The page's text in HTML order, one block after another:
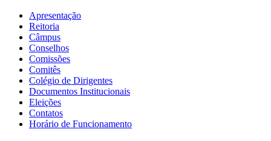
Apresentação
Reitoria
Câmpus
Conselhos
Comissões
Comitês
Colégio de Dirigentes
Documentos Institucionais
Eleições
Contatos
Horário de Funcionamento